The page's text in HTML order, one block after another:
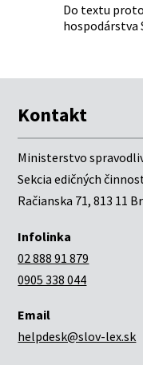
Nachádza sa v čiastke:
Do textu
hospodárstva
Kontakt
Ministerstvo
Sekcia edičných
Račianska 71, 813 11
Infolinka
02 888 91 879
0905 338 044
Email
helpdesk@slov-lex.sk